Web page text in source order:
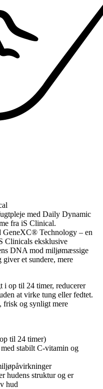
med Daily Dynamic
fra iS Clinical.
GeneXC® Technology – en
Clinicals eksklusive
DNA mod miljømæssige
giver et sundere, mere
i op til 24 timer, reducerer
at virke tung eller fedtet.
frisk og synligt mere
til 24 timer)
stabilt C-vitamin og
hudens struktur og er
hud